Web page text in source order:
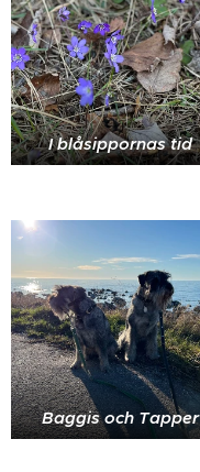
I blåsippornas tid
Baggis och Tapper